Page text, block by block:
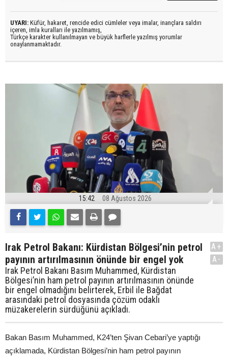
UYARI: Küfür, hakaret, rencide edici cümleler veya imalar, inançlara saldırı
içeren, imla kuralları ile yazılmamış,
Türkçe karakter kullanılmayan ve büyük harflerle yazılmış yorumlar
onaylanmamaktadır.
15:42 08 Ağustos 2026
Irak Petrol Bakanı: Kürdistan Bölgesi’nin petrol
payının artırılmasının önünde bir engel yok
Irak Petrol Bakanı Basım Muhammed, Kürdistan
Bölgesi’nin ham petrol payının artırılmasının önünde
bir engel olmadığını belirterek, Erbil ile Bağdat
arasındaki petrol dosyasında çözüm odaklı
müzakerelerin sürdüğünü açıkladı.
A+
A-
Bakan Basım Muhammed, K24’ten Şivan Cebari’ye yaptığı
açıklamada, Kürdistan Bölgesi’nin ham petrol payının